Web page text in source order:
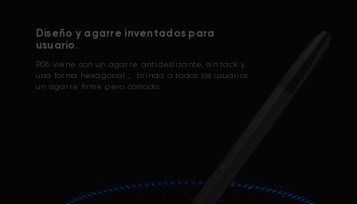
Diseño y agarre inventados para
usuario.
P06 viene con un agarre antideslizante, sin tack y
una forma hexagonal， brinda a todos los usuarios
un agarre firme pero cómodo.